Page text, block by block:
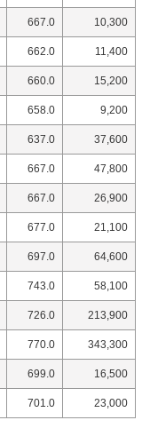
667.0 10,300
662.0 11,400
660.0 15,200
658.0 9,200
637.0 37,600
667.0 47,800
667.0 26,900
677.0 21,100
697.0 64,600
743.0 58,100
726.0 213,900
770.0 343,300
699.0 16,500
701.0 23,000